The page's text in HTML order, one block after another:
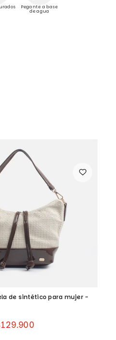
Pegante a base
de agua
de sintético para mujer -